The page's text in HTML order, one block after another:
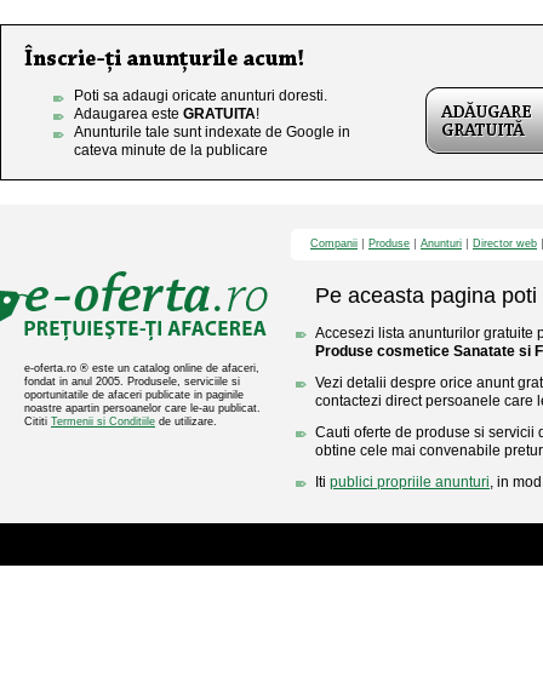
Poti sa adaugi oricate anunturi doresti.
Adaugarea este GRATUITA!
Anunturile tale sunt indexate de Google in
cateva minute de la publicare
e-oferta.ro ® este un catalog online de afaceri,
fondat in anul 2005. Produsele, serviciile si
oportunitatile de afaceri publicate in paginile
noastre apartin persoanelor care le-au publicat.
Cititi Termenii si Conditiile de utilizare.
Companii Produse Anunturi Director web
Pe aceasta pagina poti
Accesezi lista anunturilor gratuite
Produse cosmetice Sanatate si
Vezi detalii despre orice anunt
contactezi direct persoanele care
Cauti oferte de produse si servicii
obtine cele mai convenabile
Iti publici propriile anunturi, in